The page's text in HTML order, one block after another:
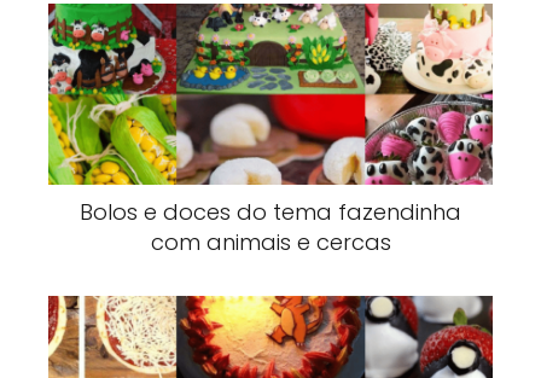
Bolos e doces do tema fazendinha
com animais e cercas